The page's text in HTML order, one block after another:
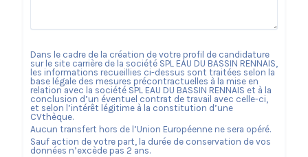
Dans le cadre de la création de votre profil de candidature
sur le site carrière de la société SPL EAU DU BASSIN RENNAIS,
les informations recueillies ci-dessus sont traitées selon la
base légale des mesures précontractuelles à la mise en
relation avec la société SPL EAU DU BASSIN RENNAIS et à la
conclusion d’un éventuel contrat de travail avec celle-ci,
et selon l’intérêt légitime à la constitution d’une
CVthèque.
Aucun transfert hors de l’Union Européenne ne sera opéré.
Sauf action de votre part, la durée de conservation de vos
données n’excède pas 2 ans.